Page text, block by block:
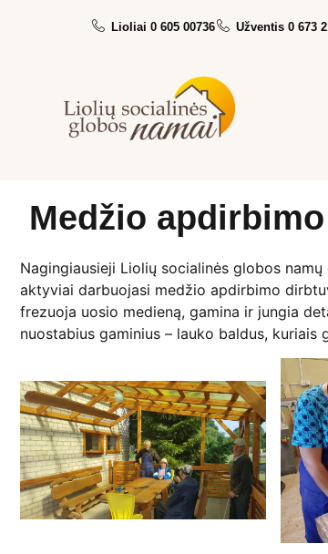
Lioliai 0 605 00736 Užventis 0 673
Medžio
Nagingiausieji Liolių socialinės globos
aktyviai darbuojasi medžio apdirbimo
frezuoja uosio medieną, gamina ir jungia
nuostabius gaminius – lauko baldus, kuriais